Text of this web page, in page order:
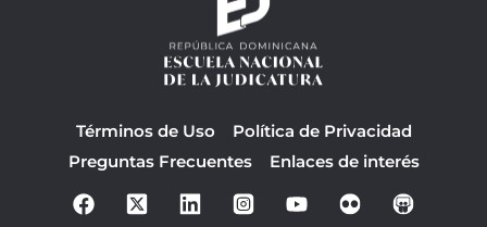
Términos de Uso
Política de Privacidad
Preguntas Frecuentes
Enlaces de interés
F
a
o